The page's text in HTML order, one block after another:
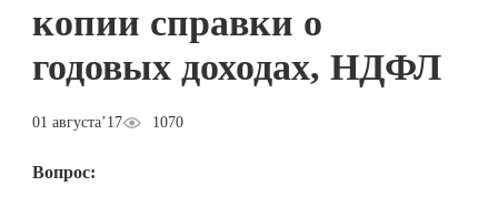
копии справки о
годовых доходах, НДФЛ
01 августа’17 1070
Вопрос: